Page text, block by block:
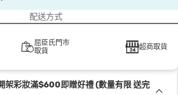
配送方式
屈臣氏門市
取貨
超商取貨
架彩妝滿$600即贈好禮 (數量有限 送完